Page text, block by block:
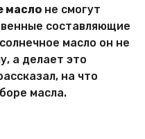
масло не смогут
составляющие
масло он не
а делает это
на что
масла.